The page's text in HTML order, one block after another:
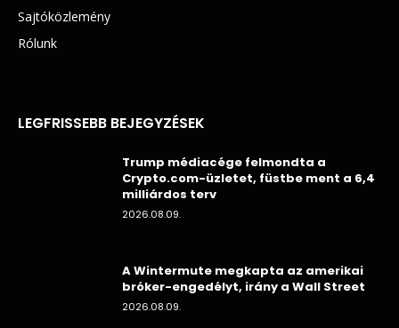
Sajtóközlemény
Rólunk
LEGFRISSEBB BEJEGYZÉSEK
Trump médiacége felmondta a
Crypto.com-üzletet, füstbe ment a 6,4
milliárdos terv
2026.08.09.
A Wintermute megkapta az amerikai
bróker-engedélyt, irány a Wall Street
2026.08.09.